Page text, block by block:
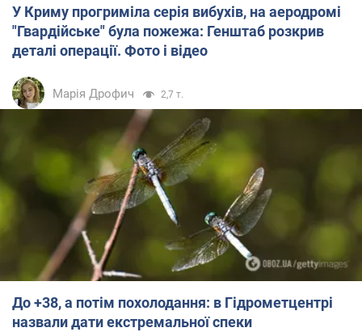
У Криму прогриміла серія вибухів, на аеродромі
"Гвардійське" була пожежа: Генштаб розкрив
деталі операції. Фото і відео
Марія Дрофич 2,7 т.
До +38, а потім похолодання: в Гідрометцентрі
назвали дати екстремальної спеки